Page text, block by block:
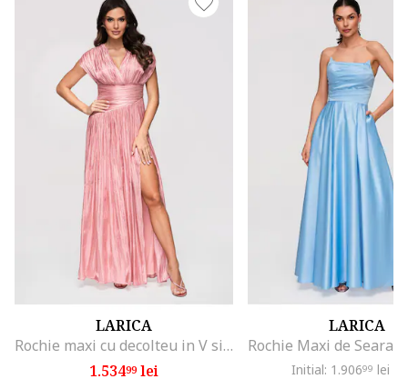
LARICA
Rochie maxi cu decolteu in V si croiala evazata, Roz
1.53499lei
LARICA
Initial: 1.90699 lei